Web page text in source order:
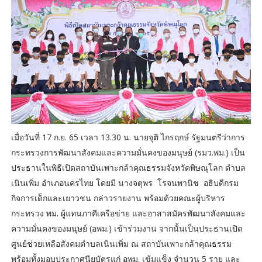
เมื่อวันที่ 17 ก.ย. 65 เวลา 13.30 น. นายจุติ ไกรฤกษ์ รัฐมนตรีว่าการ
กระทรวงการพัฒนาสังคมและความมั่นคงของมนุษย์ (รมว.พม.) เป็น
ประธานในพิธีเปิดสถาบันเพาะกล้าคุณธรรมจังหวัดพิษณุโลก ตำบล
เนินเพิ่ม อำเภอนครไทย โดยมี นางจตุพร โรจนพานิช อธิบดีกรม
กิจการเด็กและเยาวชน กล่าวรายงาน พร้อมด้วยคณะผู้บริหาร
กระทรวง พม. ผู้แทนภาคีเครือข่าย และอาสาสมัครพัฒนาสังคมและ
ความมั่นคงของมนุษย์ (อพม.) เข้าร่วมงาน จากนั้นเป็นประธานเปิด
ศูนย์ช่วยเหลือสังคมตำบลเนินเพิ่ม ณ สถาบันเพาะกล้าคุณธรรม
พร้อมทั้งมอบประกาศนียบัตรแก่ อพม. เข้มแข็ง จำนวน 5 ราย และ